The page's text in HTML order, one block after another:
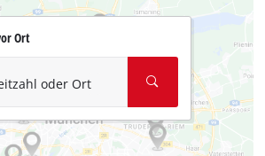
Ort
oder Ort